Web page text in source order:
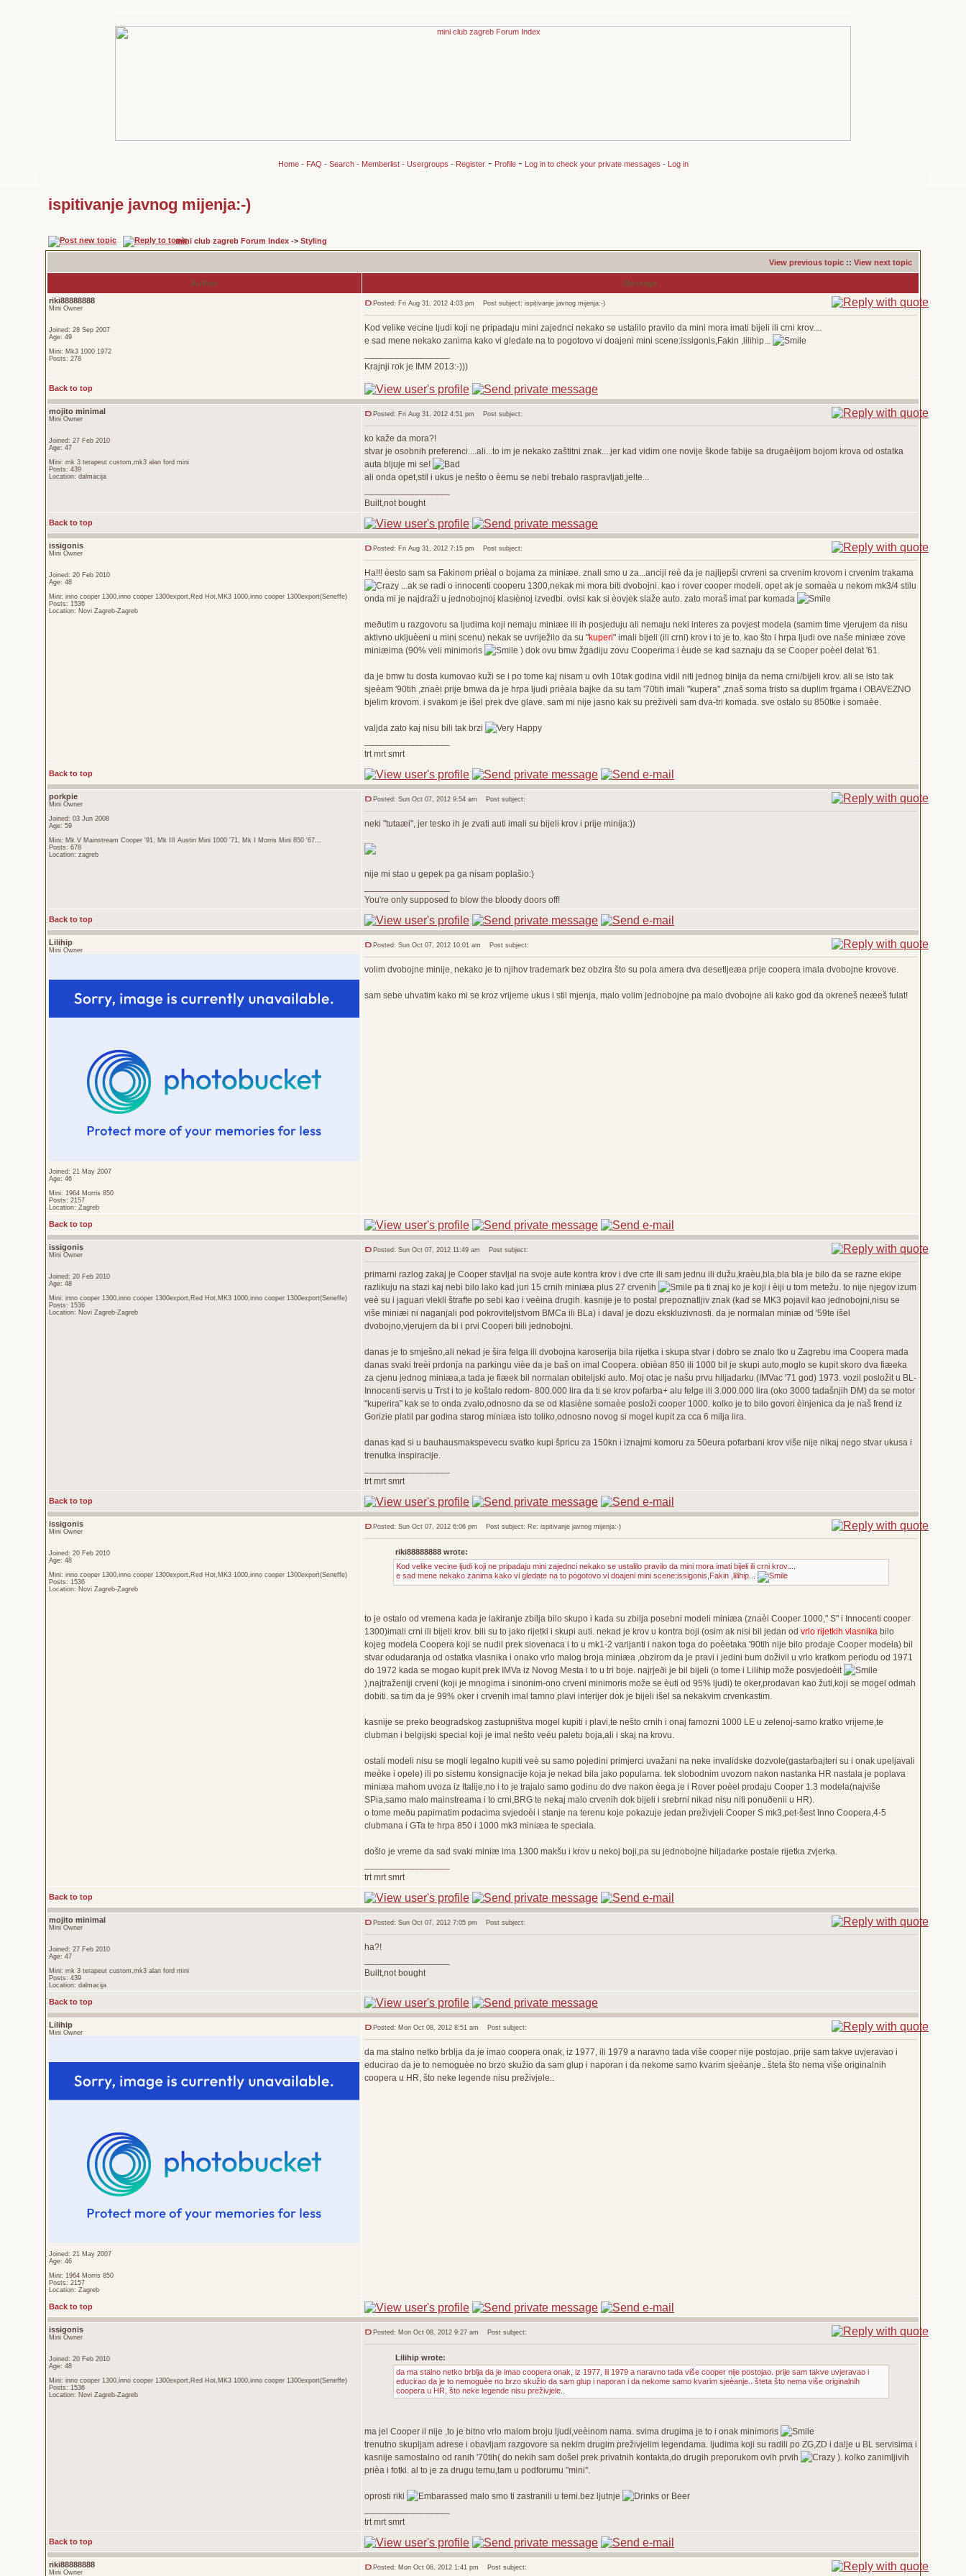
Home- FAQ - Search- Memberlist- Usergroups - Register- Profile - Log in to check your private messages - Log in
ispitivanje javnog mijenja:-)
mini club zagreb Forum Index -> Styling
View previous topic :: View next topic
Author
Message
riki88888888
Mini Owner
Joined: 28 Sep 2007
Age: 49
Mini: Mk3 1000 1972
Posts: 278
Posted: Fri Aug 31, 2012 4:03 pm Post subject: ispitivanje javnog mijenja:-)
Kod velike vecine ljudi koji ne pripadaju mini zajednci nekako se ustalilo pravilo da mini mora imati bijeli ili crni krov....
e sad mene nekako zanima kako vi gledate na to pogotovo vi doajeni mini scene:issigonis,Fakin ,lilihip...
Krajnji rok je IMM 2013:-)))
Back to top
mojito minimal
Mini Owner
Joined: 27 Feb 2010
Age: 47
Mini: mk 3 terapeut custom,mk3 alan ford mini
Posts: 439
Location: dalmacija
Posted: Fri Aug 31, 2012 4:51 pm Post subject:
ko kaže da mora?!
stvar je osobnih preferenci....ali...to im je nekako zaštitni znak....jer kad vidim one novije škode fabije sa drugaèijom bojom krova od ostatka
auta bljuje mi se!
ali onda opet,stil i ukus je nešto o èemu se nebi trebalo raspravljati,jelte...
Built,not bought
Back to top
issigonis
Mini Owner
Joined: 20 Feb 2010
Age: 48
Mini: inno cooper 1300,inno cooper 1300export,Red Hot,MK3 1000,inno cooper 1300export(Seneffe)
Posts: 1536
Location: Novi Zagreb-Zagreb
Posted: Fri Aug 31, 2012 7:15 pm Post subject:
Ha!!! èesto sam sa Fakinom prièal o bojama za miniæe. znali smo u za...anciji reè da je najljepši crvreni sa crvenim krovom i crvenim trakama
...ak se radi o innocenti cooperu 1300,nekak mi mora biti dvobojni. kao i rover cooper modeli. opet ak je somaèa u nekom mk3/4 stilu
onda mi je najdraži u jednobojnoj klasiènoj izvedbi. ovisi kak si èovjek slaže auto. zato moraš imat par komada
meðutim u razgovoru sa ljudima koji nemaju miniæe ili ih posjeduju ali nemaju neki interes za povjest modela (samim time vjerujem da nisu
aktivno ukljuèeni u mini scenu) nekak se uvriježilo da su "kuperi" imali bijeli (ili crni) krov i to je to. kao što i hrpa ljudi ove naše miniæe zove
miniæima (90% veli minimoris
) dok ovu bmw žgadiju zovu Cooperima i èude se kad saznaju da se Cooper poèel delat '61.
da je bmw tu dosta kumovao kuži se i po tome kaj nisam u ovih 10tak godina vidil niti jednog binija da nema crni/bijeli krov. ali se isto tak
sjeèam '90tih ,znaèi prije bmwa da je hrpa ljudi prièala bajke da su tam '70tih imali "kupera" ,znaš soma tristo sa duplim frgama i OBAVEZNO
bjelim krovom. i svakom je išel prek dve glave. sam mi nije jasno kak su preživeli sam dva-tri komada. sve ostalo su 850tke i somaèe.
valjda zato kaj nisu bili tak brzi
trt mrt smrt
Back to top
porkpie
Mini Owner
Joined: 03 Jun 2008
Age: 59
Mini: Mk V Mainstream Cooper '91, Mk III Austin Mini 1000 '71, Mk I Morris Mini 850 '67...
Posts: 678
Location: zagreb
Posted: Sun Oct 07, 2012 9:54 am Post subject:
neki "tutaæi", jer tesko ih je zvati auti imali su bijeli krov i prije minija:))
nije mi stao u gepek pa ga nisam poplašio:)
You're only supposed to blow the bloody doors off!
Back to top
Lilihip
Mini Owner
Joined: 21 May 2007
Age: 46
Mini: 1964 Morris 850
Posts: 2157
Location: Zagreb
Posted: Sun Oct 07, 2012 10:01 am Post subject:
volim dvobojne minije, nekako je to njihov trademark bez obzira što su pola amera dva desetljeæa prije coopera imala dvobojne krovove.
sam sebe uhvatim kako mi se kroz vrijeme ukus i stil mjenja, malo volim jednobojne pa malo dvobojne ali kako god da okreneš neæeš fulat!
Back to top
issigonis
Mini Owner
Joined: 20 Feb 2010
Age: 48
Mini: inno cooper 1300,inno cooper 1300export,Red Hot,MK3 1000,inno cooper 1300export(Seneffe)
Posts: 1536
Location: Novi Zagreb-Zagreb
Posted: Sun Oct 07, 2012 11:49 am Post subject:
primarni razlog zakaj je Cooper stavljal na svoje aute kontra krov i dve crte ili sam jednu ili dužu,kraèu,bla,bla bla je bilo da se razne ekipe
razlikuju na stazi kaj nebi bilo lako kad juri 15 crnih miniæa plus 27 crvenih
pa ti znaj ko je koji i èiji u tom metežu. to nije njegov izum
veè su i jaguari vlekli štrafte po sebi kao i veèina drugih. kasnije je to postal prepoznatljiv znak (kad se MK3 pojavil kao jednobojni,nisu se
više miniæi ni naganjali pod pokroviteljstvom BMCa ili BLa) i daval je dozu ekskluzivnosti. da je normalan miniæ od '59te išel
dvobojno,vjerujem da bi i prvi Cooperi bili jednobojni.
danas je to smješno,ali nekad je šira felga ili dvobojna karoserija bila rijetka i skupa stvar i dobro se znalo tko u Zagrebu ima Coopera mada
danas svaki treèi prdonja na parkingu vièe da je baš on imal Coopera. obièan 850 ili 1000 bil je skupi auto,moglo se kupit skoro dva fiæeka
za cjenu jednog miniæa,a tada je fiæek bil normalan obiteljski auto. Moj otac je našu prvu hiljadarku (IMVac '71 god) 1973. vozil posložit u BL-
Innocenti servis u Trst i to je koštalo redom- 800.000 lira da ti se krov pofarba+ alu felge ili 3.000.000 lira (oko 3000 tadašnjih DM) da se motor
"kuperira" kak se to onda zvalo,odnosno da se od klasiène somaèe posloži cooper 1000. kolko je to bilo govori èinjenica da je naš frend iz
Gorizie platil par godina starog miniæa isto toliko,odnosno novog si mogel kupit za cca 6 milja lira.
danas kad si u bauhausmakspevecu svatko kupi špricu za 150kn i iznajmi komoru za 50eura pofarbani krov više nije nikaj nego stvar ukusa i
trenutka inspiracije.
trt mrt smrt
Back to top
issigonis
Mini Owner
Joined: 20 Feb 2010
Age: 48
Mini: inno cooper 1300,inno cooper 1300export,Red Hot,MK3 1000,inno cooper 1300export(Seneffe)
Posts: 1536
Location: Novi Zagreb-Zagreb
Posted: Sun Oct 07, 2012 6:06 pm Post subject: Re: ispitivanje javnog mijenja:-)
riki88888888 wrote:
Kod velike vecine ljudi koji ne pripadaju mini zajednci nekako se ustalilo pravilo da mini mora imati bijeli ili crni krov....
e sad mene nekako zanima kako vi gledate na to pogotovo vi doajeni mini scene:issigonis,Fakin ,lilihip...
to je ostalo od vremena kada je lakiranje zbilja bilo skupo i kada su zbilja posebni modeli miniæa (znaèi Cooper 1000," S" i Innocenti cooper
1300)imali crni ili bijeli krov. bili su to jako rijetki i skupi auti. nekad je krov u kontra boji (osim ak nisi bil jedan od vrlo rijetkih vlasnika bilo
kojeg modela Coopera koji se nudil prek slovenaca i to u mk1-2 varijanti i nakon toga do poèetaka '90tih nije bilo prodaje Cooper modela) bil
stvar odudaranja od ostatka vlasnika i onako vrlo malog broja miniæa ,obzirom da je pravi i jedini bum doživil u vrlo kratkom periodu od 1971
do 1972 kada se mogao kupit prek IMVa iz Novog Mesta i to u tri boje. najrjeði je bil bijeli (o tome i Lilihip može posvjedoèit
),najtraženiji crveni (koji je mnogima i sinonim-ono crveni minimoris može se èuti od 95% ljudi) te oker,prodavan kao žuti,koji se mogel odmah
dobiti. sa tim da je 99% oker i crvenih imal tamno plavi interijer dok je bijeli išel sa nekakvim crvenkastim.
kasnije se preko beogradskog zastupništva mogel kupiti i plavi,te nešto crnih i onaj famozni 1000 LE u zelenoj-samo kratko vrijeme,te
clubman i belgijski special koji je imal nešto veèu paletu boja,ali i skaj na krovu.
ostali modeli nisu se mogli legalno kupiti veè su samo pojedini primjerci uvažani na neke invalidske dozvole(gastarbajteri su i onak upeljavali
meèke i opele) ili po sistemu konsignacije koja je nekad bila jako popularna. tek slobodnim uvozom nakon nastanka HR nastala je poplava
miniæa mahom uvoza iz Italije,no i to je trajalo samo godinu do dve nakon èega je i Rover poèel prodaju Cooper 1.3 modela(najviše
SPia,samo malo mainstreama i to crni,BRG te nekaj malo crvenih dok bijeli i srebrni nikad nisu niti ponuðenii u HR).
o tome meðu papirnatim podacima svjedoèi i stanje na terenu koje pokazuje jedan preživjeli Cooper S mk3,pet-šest Inno Coopera,4-5
clubmana i GTa te hrpa 850 i 1000 mk3 miniæa te speciala.
došlo je vreme da sad svaki miniæ ima 1300 makšu i krov u nekoj boji,pa su jednobojne hiljadarke postale rijetka zvjerka.
trt mrt smrt
Back to top
mojito minimal
Mini Owner
Joined: 27 Feb 2010
Age: 47
Mini: mk 3 terapeut custom,mk3 alan ford mini
Posts: 439
Location: dalmacija
Posted: Sun Oct 07, 2012 7:05 pm Post subject:
ha?!
Built,not bought
Back to top
Lilihip
Mini Owner
Joined: 21 May 2007
Age: 46
Mini: 1964 Morris 850
Posts: 2157
Location: Zagreb
Posted: Mon Oct 08, 2012 8:51 am Post subject:
da ma stalno netko brblja da je imao coopera onak, iz 1977, ili 1979 a naravno tada više cooper nije postojao. prije sam takve uvjeravao i
educirao da je to nemoguèe no brzo skužio da sam glup i naporan i da nekome samo kvarim sjeèanje.. šteta što nema više originalnih
coopera u HR, što neke legende nisu preživjele..
Back to top
issigonis
Mini Owner
Joined: 20 Feb 2010
Age: 48
Mini: inno cooper 1300,inno cooper 1300export,Red Hot,MK3 1000,inno cooper 1300export(Seneffe)
Posts: 1536
Location: Novi Zagreb-Zagreb
Posted: Mon Oct 08, 2012 9:27 am Post subject:
Lilihip wrote:
da ma stalno netko brblja da je imao coopera onak, iz 1977, ili 1979 a naravno tada više cooper nije postojao. prije sam takve uvjeravao i
educirao da je to nemoguèe no brzo skužio da sam glup i naporan i da nekome samo kvarim sjeèanje.. šteta što nema više originalnih
coopera u HR, što neke legende nisu preživjele..
ma jel Cooper il nije ,to je bitno vrlo malom broju ljudi,veèinom nama. svima drugima je to i onak minimoris
trenutno skupljam adrese i obavljam razgovore sa nekim drugim preživjelim legendama. ljudima koji su radili po ZG,ZD i dalje u BL servisima i
kasnije samostalno od ranih '70tih( do nekih sam došel prek privatnih kontakta,do drugih preporukom ovih prvih
). kolko zanimljivih
prièa i fotki. al to je za drugu temu,tam u podforumu "mini".
oprosti riki
malo smo ti zastranili u temi.bez ljutnje
trt mrt smrt
Back to top
riki88888888
Mini Owner
Posted: Mon Oct 08, 2012 1:41 pm Post subject: